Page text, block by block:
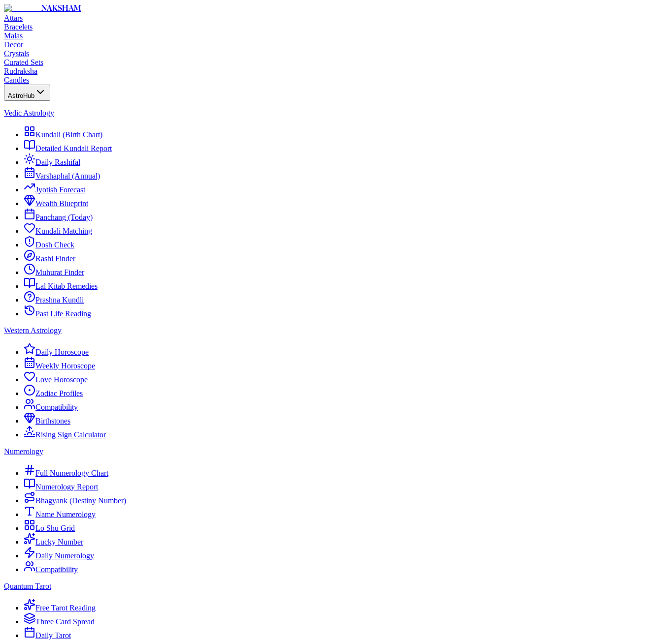
NAKSHAM
Attars
Bracelets
Malas
Decor
Crystals
Curated Sets
Rudraksha
Candles
AstroHub
Vedic Astrology
Kundali (Birth Chart)
Detailed Kundali Report
Daily Rashifal
Varshaphal (Annual)
Jyotish Forecast
Wealth Blueprint
Panchang (Today)
Kundali Matching
Dosh Check
Rashi Finder
Muhurat Finder
Lal Kitab Remedies
Prashna Kundli
Past Life Reading
Western Astrology
Daily Horoscope
Weekly Horoscope
Love Horoscope
Zodiac Profiles
Compatibility
Birthstones
Rising Sign Calculator
Numerology
Full Numerology Chart
Numerology Report
Bhagyank (Destiny Number)
Name Numerology
Lo Shu Grid
Lucky Number
Daily Numerology
Compatibility
Quantum Tarot
Free Tarot Reading
Three Card Spread
Daily Tarot